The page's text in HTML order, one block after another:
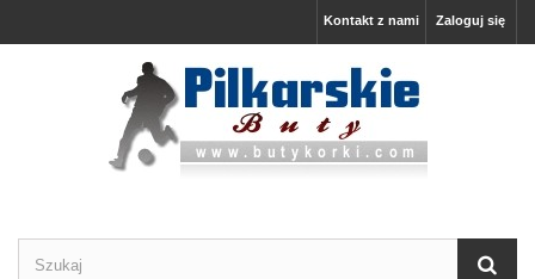
Zaloguj się
Kontakt z nami